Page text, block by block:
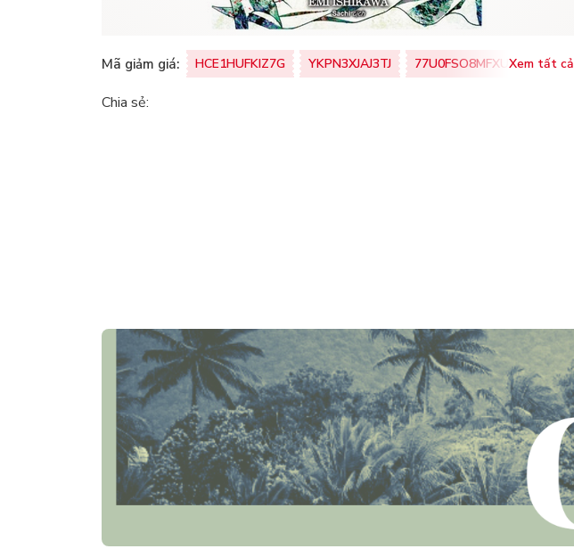
Mã giảm giá: HCE1HUFKIZ7G YKPN3XJAJ3TJ 77U0FSO8MFXU Xem tất cả
Chia sẻ: